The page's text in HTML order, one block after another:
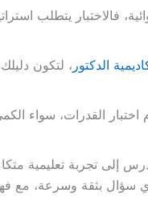
فالاختبار يتطلب
الدكتور ، لتكون
القدرات، سواء
إلى تجربة تعليمية
أي سؤال بثقة وسرعة، مع